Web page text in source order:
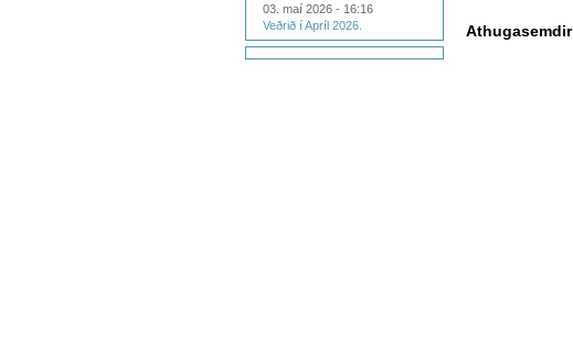
03. maí 2026 - 16:16
Veðrið í Apríl 2026.
Athugasemdir